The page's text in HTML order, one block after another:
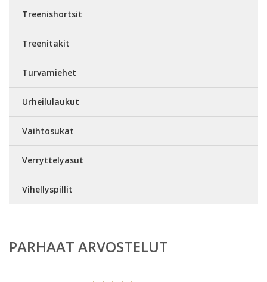
Treenishortsit
Treenitakit
Turvamiehet
Urheilulaukut
Vaihtosukat
Verryttelyasut
Vihellyspillit
PARHAAT ARVOSTELUT